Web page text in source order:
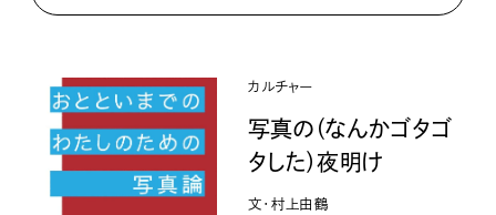
カルチャー
写真の（なんかゴタゴ
タした）夜明け
文・村上由鶴